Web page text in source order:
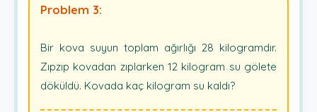
Problem 3:
Bir kova suyun toplam ağırlığı 28 kilogramdır.
Zıpzıp kovadan zıplarken 12 kilogram su gölete
döküldü. Kovada kaç kilogram su kaldı?